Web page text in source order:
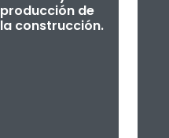
producción de
la construcción.